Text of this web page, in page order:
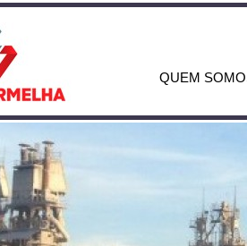
QUEM